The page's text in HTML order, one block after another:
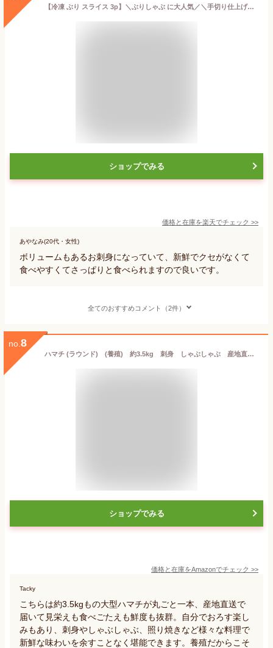
【冷凍 ぶり スライス 3p】＼ぶりしゃぶ に大人気／＼手切り仕上げ／鹿児島産 冷凍 鰤 スライス 3パック(お刺身・しゃぶしゃぶ) プレゼント ギフト 贈答用にも 寒ブリ buri
ショップでみる
価格と在庫を楽天でチェック >>
あやなみ(20代・女性)
ボリュームもあるお刺身になっていて、新鮮でクセがなくて
食べやすくてさっぱりと食べられますので良いです。
全てのおすすめコメント（2件）
no. 8
ハマチ (ラウンド) (養殖) 約3.5kg 刺身 しゃぶしゃぶ 産地直送 お取り寄せ ご贈答に。
ショップでみる
価格と在庫をAmazonでチェック >>
Tacky
こちらは約3.5kgもの大型ハマチが丸ごと一本、産地直送で
届いて見栄えも食べごたえも鮮度も抜群。自分でおろす楽し
みもあり、刺身やしゃぶしゃぶ、照り焼きなど様々な料理で
新鮮な味わいを余すことなく堪能できます。養殖だからこそ